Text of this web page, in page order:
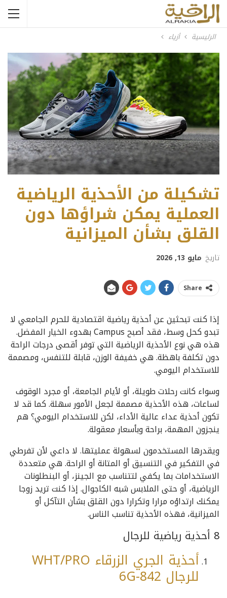
الرئيسية أزياء
تشكيلة من الأحذية الرياضية
العملية يمكن شراؤها دون
القلق بشأن الميزانية
تاريخ مايو 13, 2026
Share
إذا كنت تبحثين عن أحذية رياضية اقتصادية للحرم الجامعي لا
تبدو كحل وسط، فقد أصبح Campus بهدوء الخيار المفضل.
هذه هي نوع الأحذية الرياضية التي توفر أقصى درجات الراحة
دون تكلفة باهظة. هي خفيفة الوزن، قابلة للتنفس، ومصممة
للاستخدام اليومي.
وسواء كانت رحلات طويلة، أو لأيام الجامعة، أو مجرد الوقوف
لساعات، هذه الأحذية مصممة لجعل الأمور سهلة. كما قد لا
تكون أحذية عداء عالية الأداء، لكن للاستخدام اليومي؟ هم
ينجزون المهمة، براحة وبأسعار معقولة.
ويقدرها المستخدمون لسهولة عمليتها. لا داعي لأن تفرطي
في التفكير في التنسيق أو المتانة أو الراحة. هي متعددة
الاستخدامات بما يكفي لتتناسب مع الجينز، أو البنطلونات
الرياضية، أو حتى الملابس شبه الكاجوال. إذا كنت تريد زوجا
يمكنك ارتداؤه مرارا وتكرارا دون القلق بشأن التآكل أو
الميزانية، فهذه الأحذية تناسب الناس.
8 أحذية رياضية للرجال
أحذية الجري الزرقاء WHT/PRO
للرجال 6G-842